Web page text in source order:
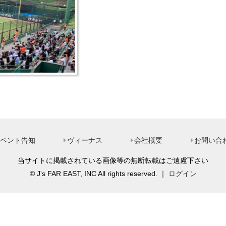
ント告知 ヴィーナス 会社概要 お問い合
当サイトに掲載されている画像等の無断転載はご遠慮下さい
© J's FAR EAST, INC All rights reserved. ｜
ログイン